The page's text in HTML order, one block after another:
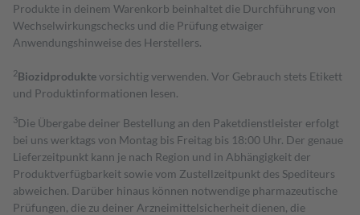
Produkte in deinem Warenkorb beinhaltet die Durchführung von
Wechselwirkungschecks und die Prüfung etwaiger
Anwendungshinweise des Herstellers.
2Biozidproduktevorsichtig verwenden. Vor Gebrauch stets Etikett
und Produktinformationen lesen.
3Die Übergabe deiner Bestellung an den Paketdienstleister erfolgt
bei uns werktags von Montag bis Freitag bis 18:00 Uhr. Der genaue
Lieferzeitpunkt kann je nach Region und in Abhängigkeit der
Produktverfügbarkeit sowie vom Zustellzeitpunkt des Spediteurs
abweichen. Darüber hinaus können notwendige pharmazeutische
Prüfungen, die zu deiner Arzneimittelsicherheit dienen, die